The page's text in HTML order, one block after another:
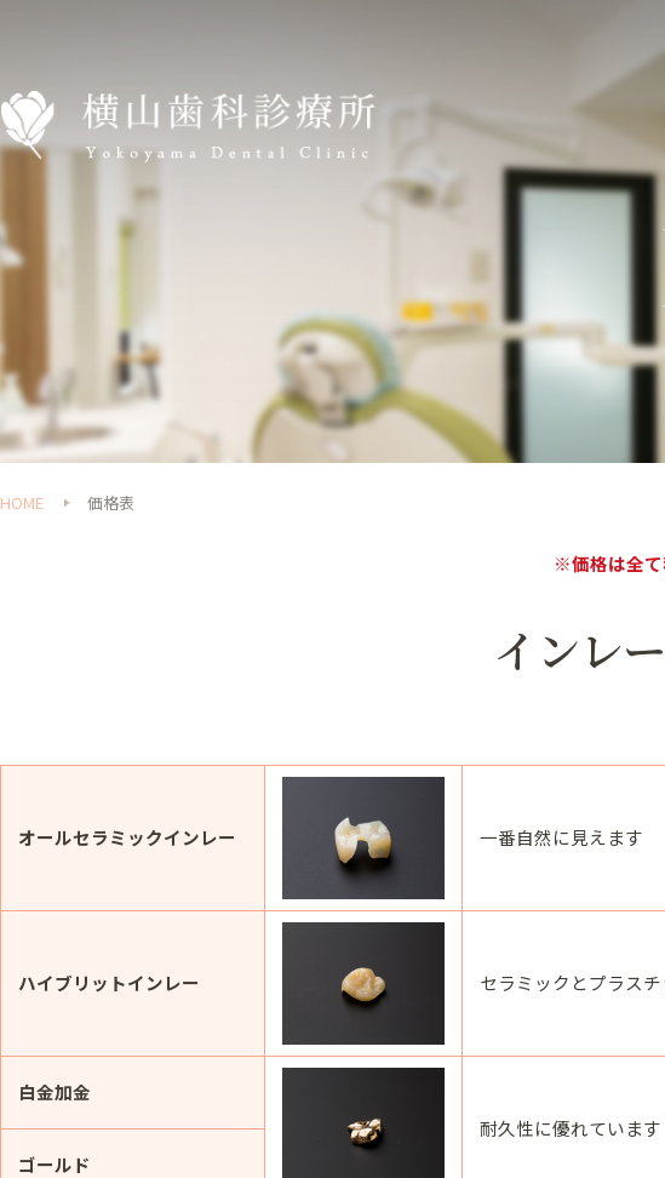
HOME 価格表
※価格は全て
インレ
オールセラミックインレー 一番自然に見えます
ハイブリットインレー セラミックとプラス
白金加金
耐久性に優れています
ゴールド